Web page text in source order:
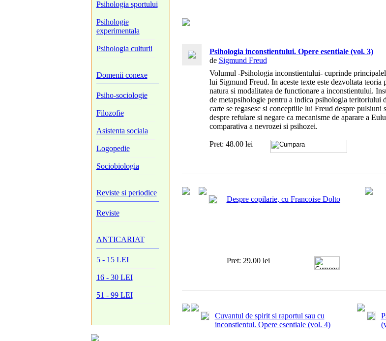
Psihologia sportului
Psihologie
experimentala
Psihologia culturii
Domenii conexe
Psiho-sociologie
Filozofie
Asistenta sociala
Logopedie
Sociobiologia
Reviste si periodice
Reviste
ANTICARIAT
5 - 15 LEI
16 - 30 LEI
51 - 99 LEI
Psihologia inconstientului. Opere esentiale (vol. 3)
de Sigmund Freud
Volumul -Psihologia inconstientului- cuprinde
lui Sigmund Freud. In aceste texte este dezvoltata teoria
natura si modalitatea de functionare a inconstientului.
de metapsihologie pentru a indica psihologia teritoriului
carte se regasesc si conceptiile lui Freud despre pulsiuni
despre refulare si negare ca mecanisme de aparare a
comparativa a nevrozei si psihozei.
Pret: 48.00 lei
Despre copilarie, cu Francoise Dolto
Pret: 29.00 lei
Cuvantul de spirit si raportul sau cu
inconstientul. Opere esentiale (vol. 4)